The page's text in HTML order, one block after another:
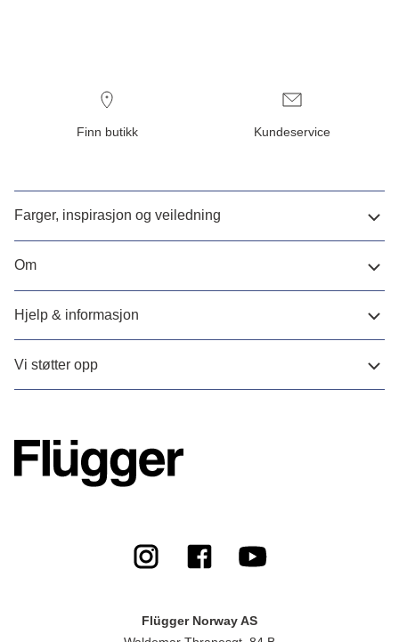
Finn butikk Kundeservice
Farger, inspirasjon og veiledning
Om
Hjelp & informasjon
Vi støtter opp
Flügger Norway AS